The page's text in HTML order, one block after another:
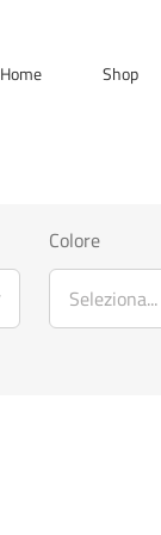
Home Shop
Colore